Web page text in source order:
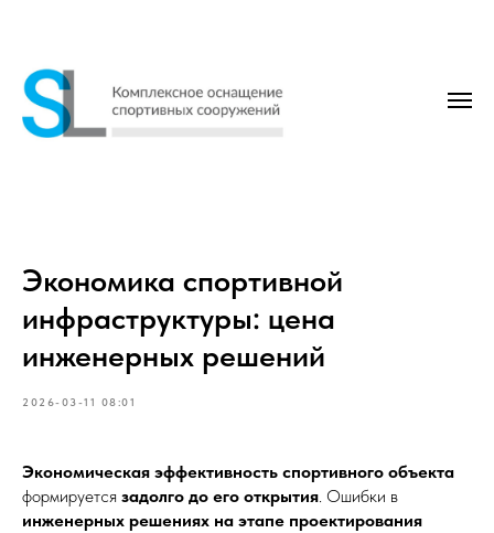
Экономика спортивной
инфраструктуры: цена
инженерных решений
2026-03-11 08:01
Экономическая эффективность спортивного объекта
формируется задолго до его открытия. Ошибки в
инженерных решениях на этапе проектирования